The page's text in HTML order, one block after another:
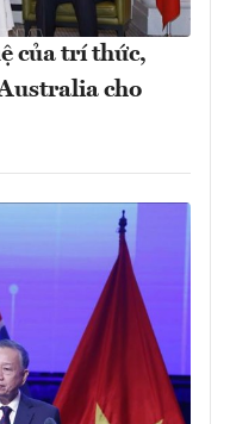
của trí thức,
cho